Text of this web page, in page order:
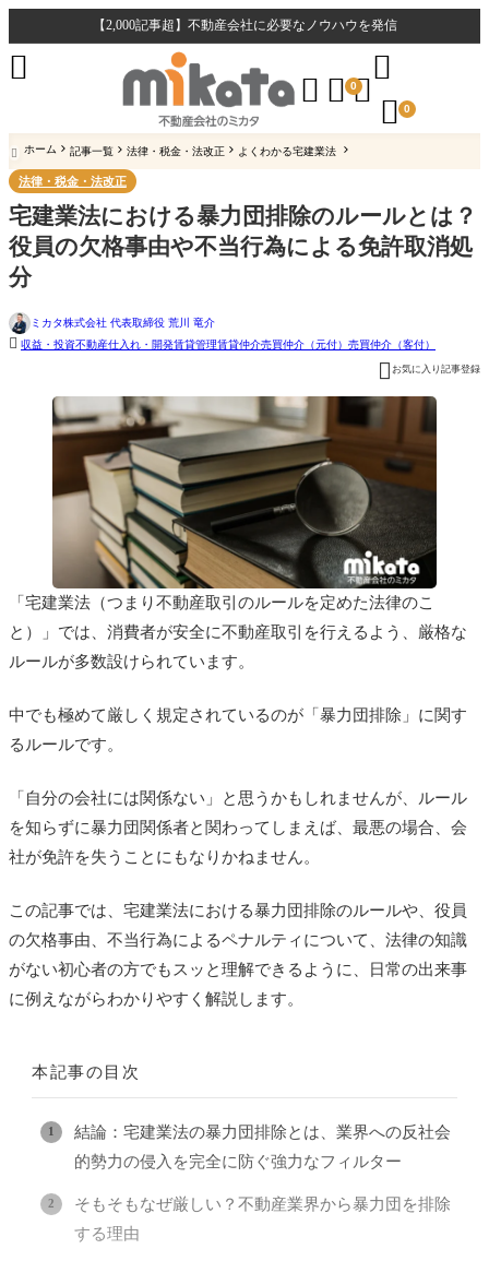
【2,000記事超】不動産会社に必要なノウハウを発信
  0

 0

 ホーム 記事一覧 法律・税金・法改正 よくわかる宅建業法
法律・税金・法改正
宅建業法における暴力団排除のルールとは？
役員の欠格事由や不当行為による免許取消処
分
ミカタ株式会社 代表取締役 荒川 竜介
 収益・投資不動産仕入れ・開発賃貸管理賃貸仲介売買仲介（元付） 売買仲介（客付）
 お気に入り記事登録
「宅建業法（つまり不動産取引のルールを定めた法律のこ
と）」では、消費者が安全に不動産取引を行えるよう、厳格な
ルールが多数設けられています。
中でも極めて厳しく規定されているのが「暴力団排除」に関す
るルールです。
「自分の会社には関係ない」と思うかもしれませんが、ルール
を知らずに暴力団関係者と関わってしまえば、最悪の場合、会
社が免許を失うことにもなりかねません。
この記事では、宅建業法における暴力団排除のルールや、役員
の欠格事由、不当行為によるペナルティについて、法律の知識
がない初心者の方でもスッと理解できるように、日常の出来事
に例えながらわかりやすく解説します。
本記事の目次
結論：宅建業法の暴力団排除とは、業界への反社会
的勢力の侵入を完全に防ぐ強力なフィルター
そもそもなぜ厳しい？不動産業界から暴力団を排除
する理由